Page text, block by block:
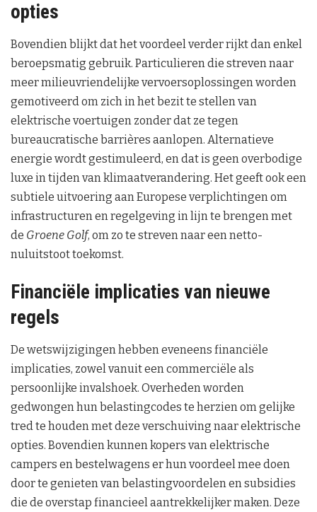
opties
Bovendien blijkt dat het voordeel verder rijkt dan enkel
beroepsmatig gebruik. Particulieren die streven naar
meer milieuvriendelijke vervoersoplossingen worden
gemotiveerd om zich in het bezit te stellen van
elektrische voertuigen zonder dat ze tegen
bureaucratische barrières aanlopen. Alternatieve
energie wordt gestimuleerd, en dat is geen overbodige
luxe in tijden van klimaatverandering. Het geeft ook een
subtiele uitvoering aan Europese verplichtingen om
infrastructuren en regelgeving in lijn te brengen met
de Groene Golf, om zo te streven naar een netto-
nuluitstoot toekomst.
Financiële implicaties van nieuwe
regels
De wetswijzigingen hebben eveneens financiële
implicaties, zowel vanuit een commerciële als
persoonlijke invalshoek. Overheden worden
gedwongen hun belastingcodes te herzien om gelijke
tred te houden met deze verschuiving naar elektrische
opties. Bovendien kunnen kopers van elektrische
campers en bestelwagens er hun voordeel mee doen
door te genieten van belastingvoordelen en subsidies
die de overstap financieel aantrekkelijker maken. Deze